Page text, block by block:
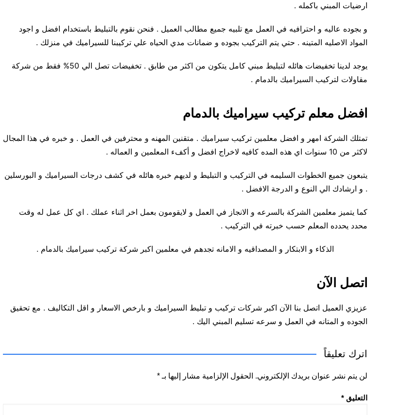
ارضيات المبني باكمله .
و بجوده عاليه و احترافيه في العمل مع تلبيه جميع مطالب العميل . فنحن نقوم بالتبليط باستخدام افضل و اجود
المواد الاصليه المتينه . حتي يتم التركيب بجوده و ضمانات مدي الحياه علي تركيبنا للسيراميك في منزلك .
يوجد لدينا تخفيضات هائله لتبليط مبني كامل يتكون من اكثر من طابق . تخفيضات تصل الي 50% فقط من شركة
مقاولات لتركيب السيراميك بالدمام .
افضل معلم تركيب سيراميك بالدمام
تمتلك الشركة امهر و افضل معلمين تركيب سيراميك . متقنين المهنه و محترفين في العمل . و خبره في هذا المجال
لاكثر من 10 سنوات اي هذه المده كافيه لاخراج افضل و أكفء المعلمين و العماله .
يتبعون جميع الخطوات السليمه في التركيب و التبليط و لديهم خبره هائله في كشف درجات السيراميك و البورسلين
. و ارشادك الي النوع و الدرجة الافضل .
كما يتميز معلمين الشركة بالسرعه و الانجاز في العمل و لايقومون بعمل اخر اثناء عملك . اي كل عمل له وقت
محدد يحدده المعلم حسب خبرته في التركيب .
الذكاء و الابتكار و المصداقيه و الامانه تجدهم في معلمين اكبر شركة تركيب سيراميك بالدمام .
اتصل الآن
عزيزي العميل اتصل بنا الآن اكبر شركات تركيب و تبليط السيراميك و بارخص الاسعار و اقل التكاليف . مع تحقيق
الجوده و المتانه في العمل و سرعه تسليم المبني اليك .
اترك تعليقاً
لن يتم نشر عنوان بريدك الإلكتروني. الحقول الإلزامية مشار إليها بـ *
التعليق *